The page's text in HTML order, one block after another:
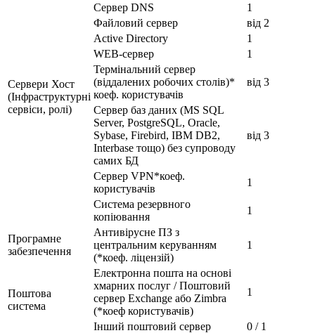
Сервери Хост
(Інфраструктурні
сервіси, ролі)
Сервер DNS
1
Файловий сервер
від 2
Active Directory
1
WEB-сервер
1
Термінальний сервер
(віддалених робочих столів)*
коеф. користувачів
від 3
Сервер баз даних (MS SQL
Server, PostgreSQL, Oracle,
Sybase, Firebird, IBM DB2,
Interbase тощо) без супроводу
самих БД
від 3
Сервер VPN*коеф.
користувачів
1
Система резервного
копіювання
1
Програмне
забезпечення
Антивірусне ПЗ з
центральним керуванням
(*коеф. ліцензій)
1
Поштова
система
Електронна пошта на основі
хмарних послуг / Поштовий
сервер Exchange або Zimbra
(*коеф користувачів)
1
Інший поштовий сервер
0 / 1